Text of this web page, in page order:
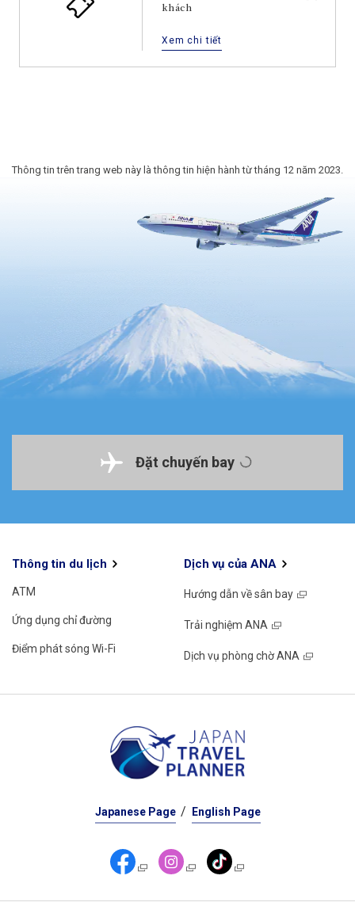
khách
Xem chi tiết
Thông tin trên trang web này là thông tin hiện hành từ tháng 12 năm 2023.
Đặt chuyến bay
Thông tin du lịch
ATM
Ứng dụng chỉ đường
Điểm phát sóng Wi-Fi
Dịch vụ của ANA
Hướng dẫn về sân bay
Trải nghiệm ANA
Dịch vụ phòng chờ ANA
Japanese Page English Page